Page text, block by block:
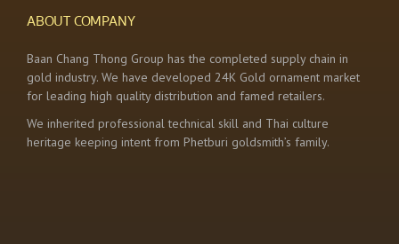
ABOUT COMPANY
Baan Chang Thong Group has the completed supply chain in
gold industry. We have developed 24K Gold ornament market
for leading high quality distribution and famed retailers.
We inherited professional technical skill and Thai culture
heritage keeping intent from Phetburi goldsmith’s family.